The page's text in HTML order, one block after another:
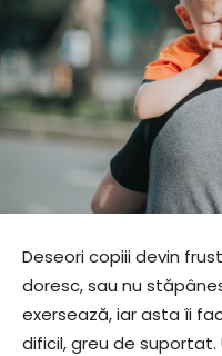
Deseori copiii devin
doresc, sau nu
exersează, iar asta îi
dificil, greu de suportat.